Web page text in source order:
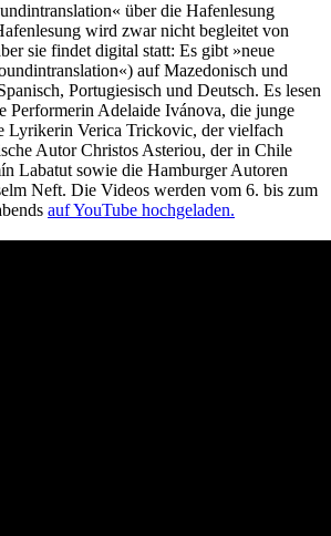
über die Hafenlesung
wird zwar nicht begleitet von
sie findet digital statt: Es gibt »neue
auf Mazedonisch und
Portugiesisch und Deutsch. Es lesen
Performerin Adelaide Ivánova, die junge
Lyrikerin Verica Trickovic, der vielfach
Autor Christos Asteriou, der in Chile
Labatut sowie die Hamburger Autoren
Neft. Die Videos werden vom 6. bis zum
auf YouTube hochgeladen.